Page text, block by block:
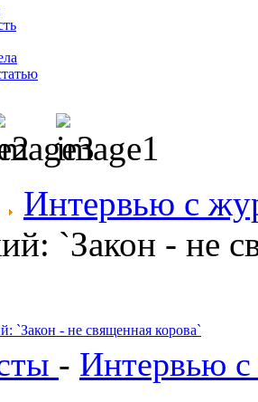
Интервью с
`Закон - не
`Закон - не священная корова`
- Интервью